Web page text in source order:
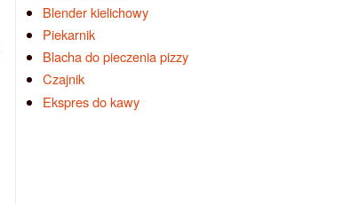
Blender kielichowy
Piekarnik
Blacha do pieczenia pizzy
Czajnik
Ekspres do kawy